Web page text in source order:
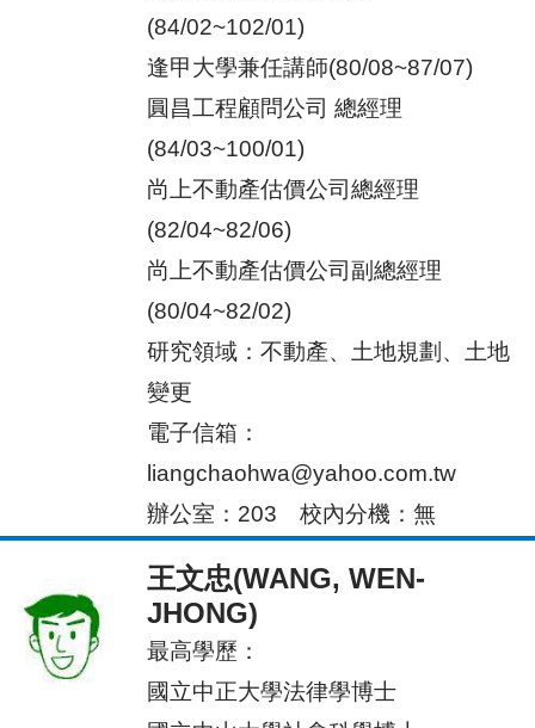
(84/02~102/01)
逢甲大學兼任講師(80/08~87/07)
圓昌工程顧問公司 總經理
(84/03~100/01)
尚上不動產估價公司總經理
(82/04~82/06)
尚上不動產估價公司副總經理
(80/04~82/02)
研究領域：不動產、土地規劃、土地
變更
電子信箱：
liangchaohwa@yahoo.com.tw
辦公室：203 校內分機：無
王文忠(WANG, WEN-
JHONG)
最高學歷：
國立中正大學法律學博士